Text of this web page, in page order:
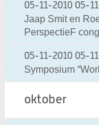
05-11-2010 05-
Jaap Smit en
PerspectieF
05-11-2010 05-
Symposium
oktober